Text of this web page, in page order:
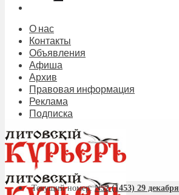
О нас
Контакты
Объявления
Афиша
Архив
Правовая информация
Реклама
Подписка
Текущий номер:N52 (1453) 29 декабря